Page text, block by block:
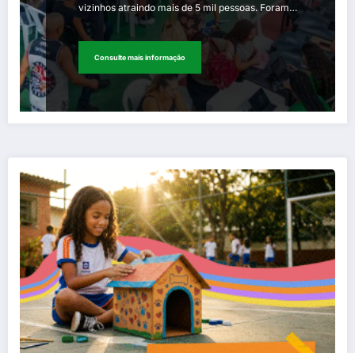
vizinhos atraindo mais de 5 mil pessoas. Foram…
Consulte mais informação